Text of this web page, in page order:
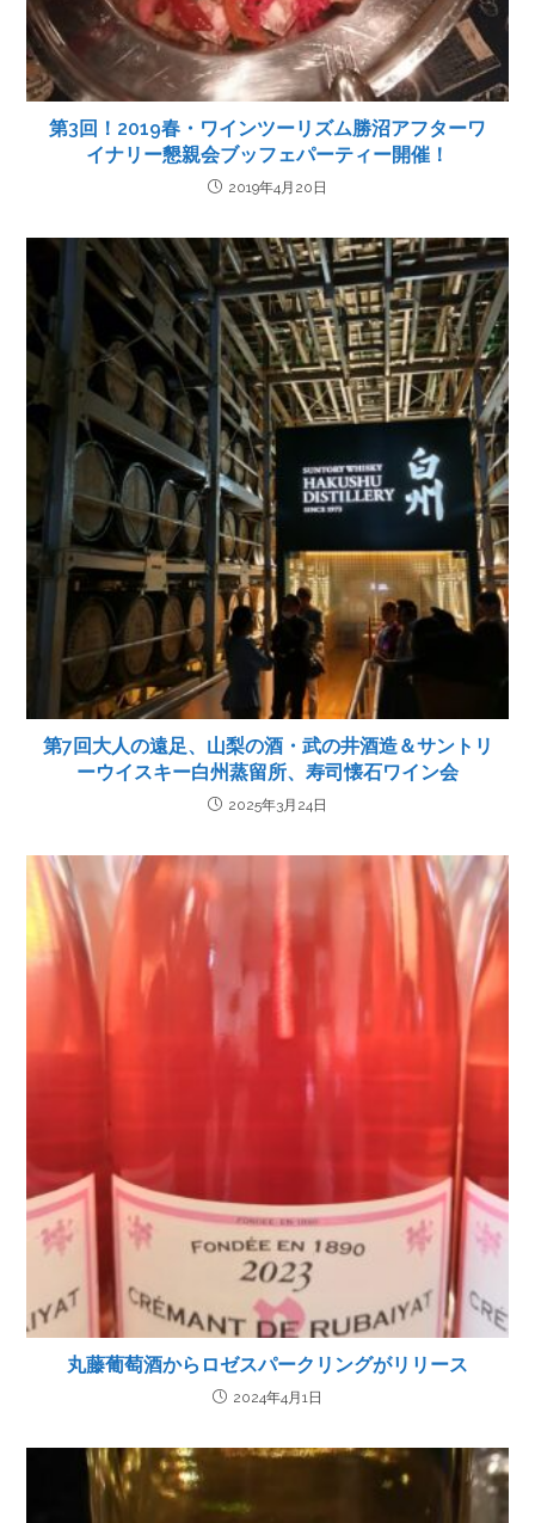
第3回！2019春・ワインツーリズム勝沼アフターワ
イナリー懇親会ブッフェパーティー開催！
2019年4月20日
第7回大人の遠足、山梨の酒・武の井酒造＆サントリ
ーウイスキー白州蒸留所、寿司懐石ワイン会
2025年3月24日
丸藤葡萄酒からロゼスパークリングがリリース
2024年4月1日